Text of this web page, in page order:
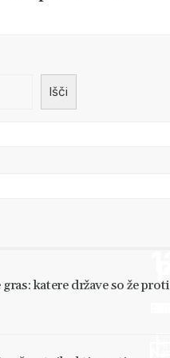
Išči
katere države so že